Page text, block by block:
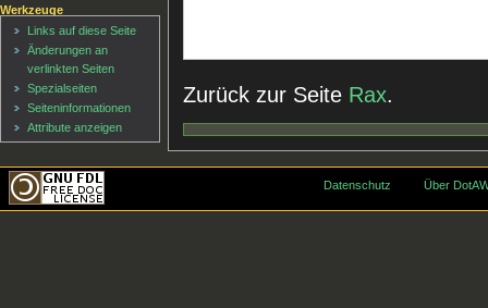
Zurück zur Seite Rax.
Werkzeuge
Links auf diese Seite
Änderungen an
verlinkten Seiten
Spezialseiten
Seiten­informationen
Attribute anzeigen
Datenschutz Über